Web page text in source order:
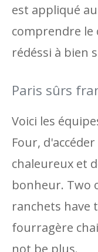
est appliqué
comprendre le
rédéssi à bien
Paris sûrs
Voici les
Four,
chaleureux et
bonheur. Two
ranchets have
fourragère
not be plus.